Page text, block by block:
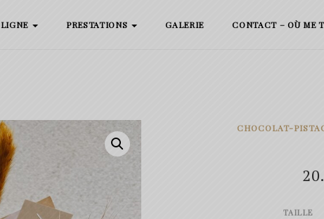
PRESTATIONS GALERIE CONTACT – OÙ ME
CHOCOLAT-
TAILLE